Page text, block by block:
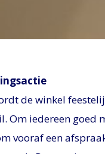
de winkel
Om iedereen goed
vooraf een